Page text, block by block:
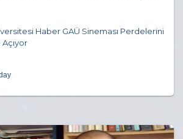
Haber GAÜ Sineması Perdelerini